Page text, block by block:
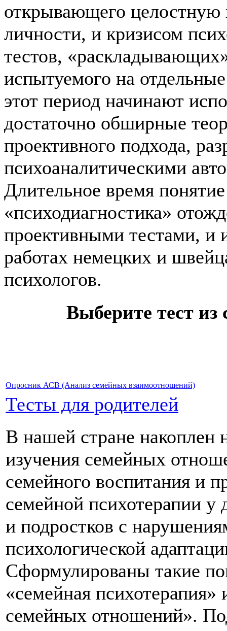
открывающего целостную
личности, и кризисом
тестов,
испытуемого на
этот период начинают
достаточно обширные
проективного подхода,
психоаналитическими
Длительное время понятие
«психодиагностика»
проективными тестами, и
работах немецких и
психологов.
Выберите тест из
Опросник АСВ (Анализ семейных взаимоотношений)
Тесты для родителей
В нашей стране накоплен
изучения семейных
семейного воспитания и
семейной психотерапии у
и подростков с
психологической
Сформулированы такие
«семейная психотерапия»
семейных отношений».